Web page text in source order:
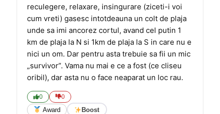
reculegere, relaxare, insingurare (ziceti-i voi
cum vreti) gasesc intotdeauna un colt de plaja
unde sa imi ancorez cortul, avand cel putin 1
km de plaja la N si 1km de plaja la S in care nu e
nici un om. Dar pentru asta trebuie sa fii un mic
„survivor”. Vama nu mai e ce a fost (ce cliseu
oribil), dar asta nu o face neaparat un loc rau.
0 0
Award Boost